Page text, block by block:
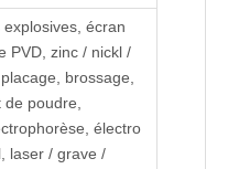
écran
PVD, zinc / nickl /
brossage,
poudre,
électro
laser / grave /